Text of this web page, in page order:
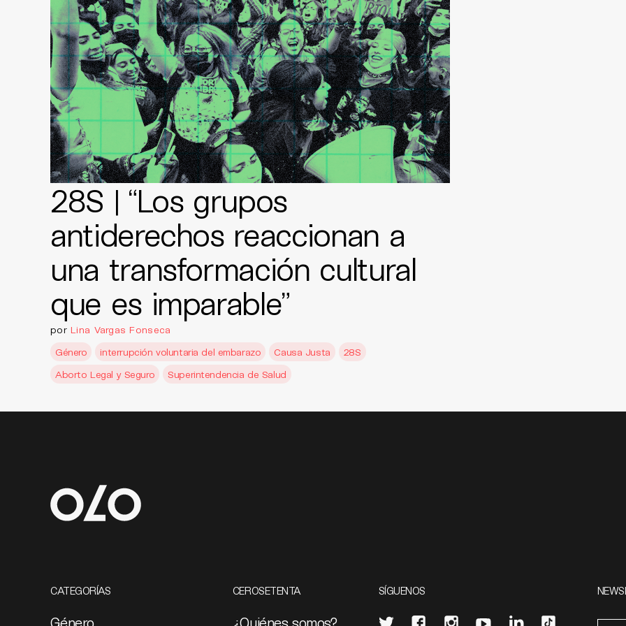
28S | “Los grupos
antiderechos reaccionan a
una transformación cultural
que es imparable”
por Lina Vargas Fonseca
Género
interrupción voluntaria del embarazo Causa Justa
28S
Aborto Legal y Seguro
Superintendencia de Salud
CATEGORÍAS
Género
CEROSETENTA
¿Quiénes somos?
SÍGUENOS